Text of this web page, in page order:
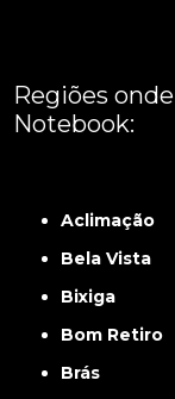
Regiões
Notebook:
Aclimação
Bela Vista
Bixiga
Bom Retiro
Brás